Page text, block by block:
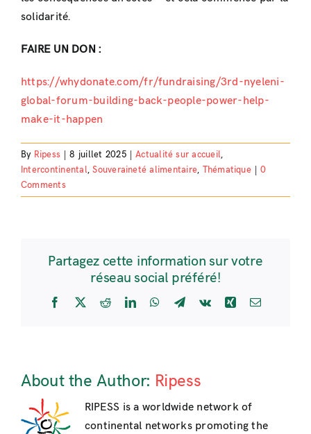
solidarité.
FAIRE UN DON :
https://whydonate.com/fr/fundraising/3rd-nyeleni-
global-forum-building-back-people-power-help-
make-it-happen
By Ripess 8 juillet 2025 Actualité sur accueil,
Intercontinental,Souveraineté alimentaire, Thématique
0
Comments
Partagez cette information sur votre
réseau social préféré!
Facebook
X RedditLinkedInWhatsApp
Telegram
Vk Xing Email
About the Author: Ripess
RIPESS is a worldwide network of
continental networks promoting the